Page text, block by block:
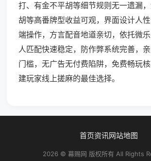
打、有金不平胡等细节规则无一遗漏
胡等高番牌型收益可观，界面设计人
端操作，方言配音地道亲切，依托微
人匹配快速稳定，防作弊系统完善，
门槛，无广告无付费陷阱，免费畅玩
建玩家线上搓麻的最佳选择。
首页资讯网站地图
2026 © 幕赐网 版权所有 All Rights